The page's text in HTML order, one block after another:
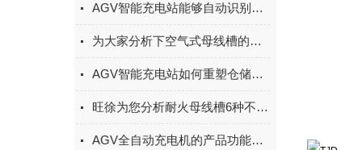
AGV智能充电站能够自动识别AGV的电量状态
为大家分析下空气式母线槽的储存事项
AGV智能充电站如何重塑仓储作业效率？
旺徐为您分析耐火母线槽6种不同的制造标准
AGV全自动充电机的产品功能及主要特点你知道多少？